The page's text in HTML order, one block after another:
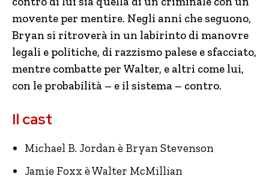
movente per mentire. Negli anni che seguono,
Bryan si ritroverà in un labirinto di manovre
legali e politiche, di razzismo palese e sfacciato,
mentre combatte per Walter, e altri come lui,
con le probabilità – e il sistema – contro.
Il cast
Michael B. Jordan è Bryan Stevenson
Jamie Foxx è Walter McMillian